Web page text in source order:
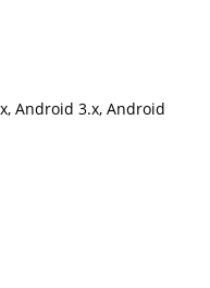
Android 3.x, Android